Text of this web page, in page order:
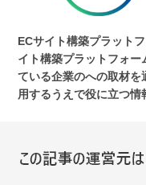
ECサイト構築プラット
イト構築プラットフォ
ている企業のへの取材
用するうえで役に立つ情